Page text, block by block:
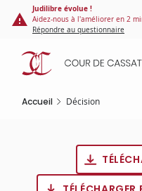
Panneau de gestion des
contenu
principal
Judilibre évolue !
Aidez-nous à l'améliorer en 2
Répondre au questionnaire
Accueil Décision